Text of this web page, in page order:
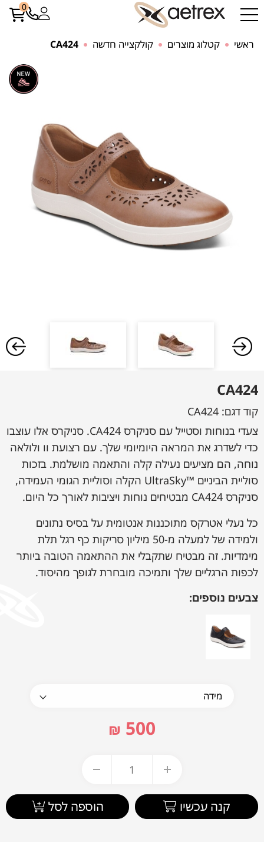
0
ראשי קטלוג מוצרים קולקצייה חדשה CA424
CA424
קוד דגם: CA424
צעדי בנוחות וסטייל עם סניקרס CA424. סניקרס אלו עוצבו
כדי לשדרג את המראה היומיומי שלך. עם רצועת וו ולולאה
נוחה, הם מציעים נעילה קלה והתאמה מושלמת. בזכות
סוליית הביניים ™UltraSky הקלה וסוליית הגומי העמידה,
סניקרס CA424 מבטיחים נוחות ויציבות לאורך כל היום.
כל נעלי אטרקס מתוכננות אנטומית על בסיס נתונים
ולמידה של למעלה מ-50 מיליון סריקות כף רגל תלת
מימדיות. זה מבטיח שתקבלי את ההתאמה הטובה ביותר
לכפות הרגליים שלך ותמיכה מובחרת לגופך מהיסוד.
צבעים נוספים:
500
₪
קנה עכשיו הוספה לסל